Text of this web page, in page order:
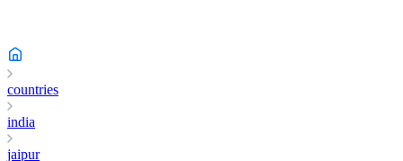
countries
india
jaipur